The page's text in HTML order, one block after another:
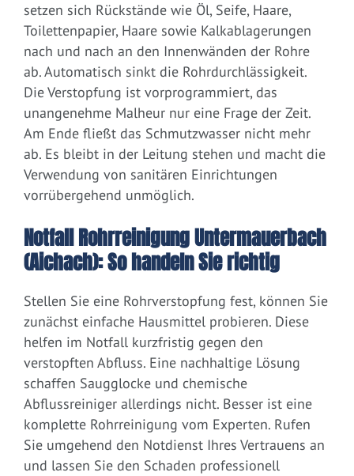
setzen sich Rückstände wie Öl, Seife, Haare,
Toilettenpapier, Haare sowie Kalkablagerungen
nach und nach an den Innenwänden der Rohre
ab. Automatisch sinkt die Rohrdurchlässigkeit.
Die Verstopfung ist vorprogrammiert, das
unangenehme Malheur nur eine Frage der Zeit.
Am Ende fließt das Schmutzwasser nicht mehr
ab. Es bleibt in der Leitung stehen und macht die
Verwendung von sanitären Einrichtungen
vorrübergehend unmöglich.
Notfall Rohrreinigung Untermauerbach
(Aichach): So handeln Sie richtig
Stellen Sie eine Rohrverstopfung fest, können Sie
zunächst einfache Hausmittel probieren. Diese
helfen im Notfall kurzfristig gegen den
verstopften Abfluss. Eine nachhaltige Lösung
schaffen Saugglocke und chemische
Abflussreiniger allerdings nicht. Besser ist eine
komplette Rohrreinigung vom Experten. Rufen
Sie umgehend den Notdienst Ihres Vertrauens an
und lassen Sie den Schaden professionell